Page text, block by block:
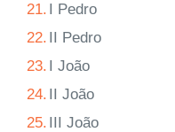
21. I Pedro
22. II Pedro
23. I João
24. II João
25. III João